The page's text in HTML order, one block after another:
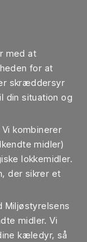
med at
for at
skræddersyr
din situation og
kombinerer
midler)
lokkemidler.
der sikrer et
Miljøstyrelsens
midler. Vi
kæledyr, så